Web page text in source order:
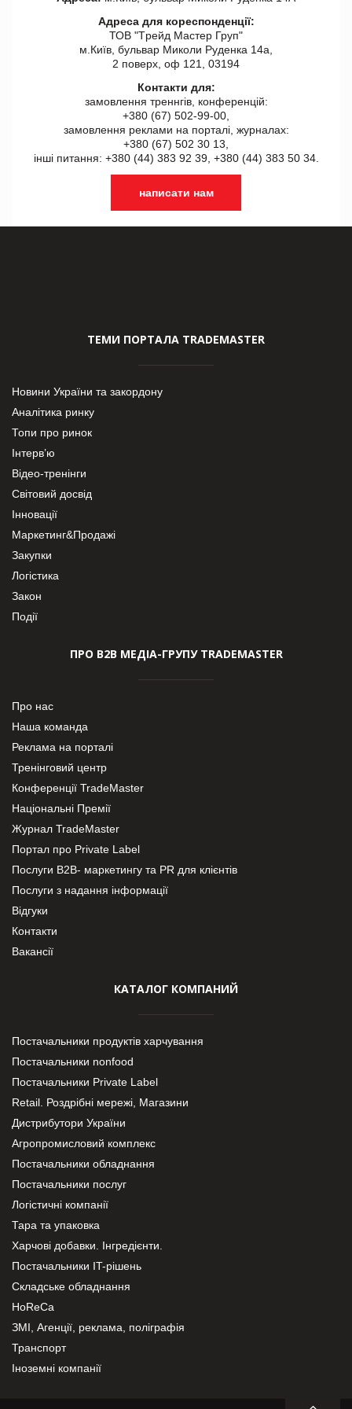
Адреса для кореспонденції:
ТОВ "Tрейд Мастер Груп"
м.Київ, бульвар Миколи Руденка 14а,
2 поверх, оф 121, 03194
Контакти для:
замовлення треннгів, конференцій:
+380 (67) 502-99-00,
замовлення реклами на порталі, журналах:
+380 (67) 502 30 13,
інші питання: +380 (44) 383 92 39, +380 (44) 383 50 34.
написати нам
ТЕМИ ПОРТАЛА TRADEMASTER
Новини України та закордону
Аналітика ринку
Топи про ринок
Інтерв’ю
Відео-тренінги
Світовий досвід
Інновації
Маркетинг&Продажі
Закупки
Логістика
Закон
Події
ПРО В2В МЕДІА-ГРУПУ TRADEMASTER
Про нас
Наша команда
Реклама на порталі
Тренінговий центр
Конференції TradeMaster
Національні Премії
Журнал TradeMaster
Портал про Private Label
Послуги В2В- маркетингу та PR для клієнтів
Послуги з надання інформації
Відгуки
Контакти
Вакансії
КАТАЛОГ КОМПАНИЙ
Постачальники продуктів харчування
Постачальники nonfood
Постачальники Private Label
Retail. Роздрібні мережі, Магазини
Дистрибутори України
Агропромисловий комплекс
Постачальники обладнання
Постачальники послуг
Логістичні компанії
Тара та упаковка
Харчові добавки. Інгредієнти.
Постачальники IT-рішень
Складське обладнання
HoReCa
ЗМІ, Агенції, реклама, поліграфія
Транспорт
Іноземні компанії